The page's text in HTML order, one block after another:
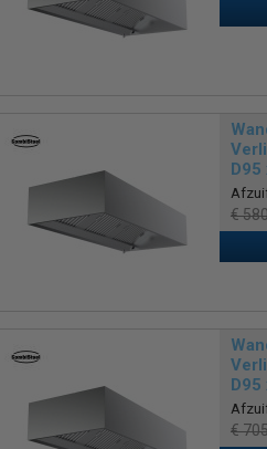
€
€